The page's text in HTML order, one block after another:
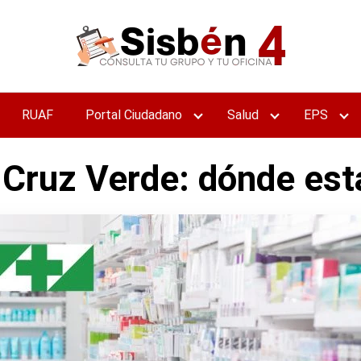
RUAF Portal Ciudadano Salud EPS
Verde: dónde